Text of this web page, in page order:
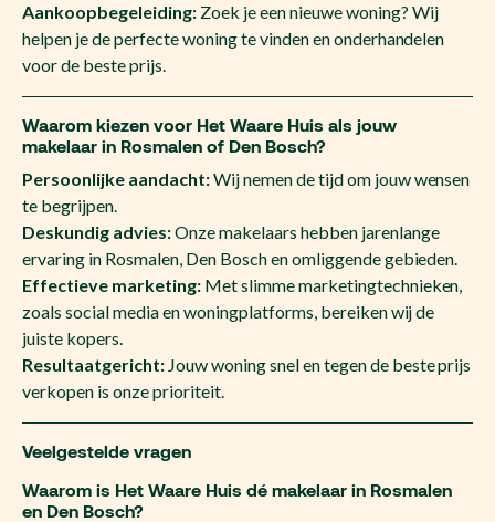
Aankoopbegeleiding:Zoek je een nieuwe woning? Wij
helpen je de perfecte woning te vinden en onderhandelen
voor de beste prijs.
Waarom kiezen voor Het Waare Huis als jouw
makelaar in Rosmalen of Den Bosch?
Persoonlijke aandacht:Wij nemen de tijd om jouw wensen
te begrijpen.
Deskundig advies:Onze makelaars hebben jarenlange
ervaring in Rosmalen, Den Bosch en omliggende gebieden.
Effectieve marketing:Met slimme marketingtechnieken,
zoals social media en woningplatforms, bereiken wij de
juiste kopers.
Resultaatgericht:Jouw woning snel en tegen de beste prijs
verkopen is onze prioriteit.
Veelgestelde vragen
Waarom is Het Waare Huis dé makelaar in Rosmalen
en Den Bosch?